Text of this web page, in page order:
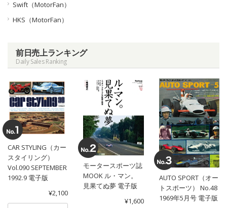
Swift（MotorFan）
HKS（MotorFan）
前日売上ランキング
Daily Sales Ranking
CAR STYLING（カー
スタイリング）
Vol.090 SEPTEMBER
1992.9 電子版
¥2,100
モータースポーツ誌
MOOK ル・マン。
見果てぬ夢 電子版
¥1,600
AUTO SPORT（オー
トスポーツ） No.48
1969年5月号 電子版